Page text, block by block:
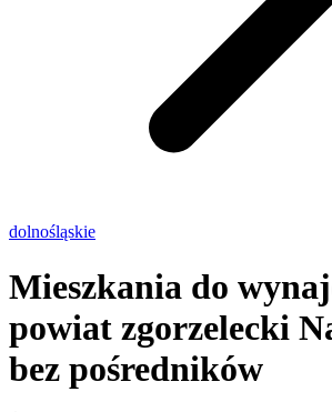
dolnośląskie
Mieszkania do
powiat zgorzelecki
bez pośredników